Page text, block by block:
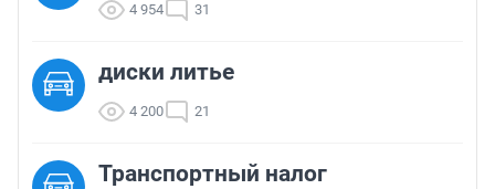
4 954 31
диски литье
4 200 21
Транспортный налог